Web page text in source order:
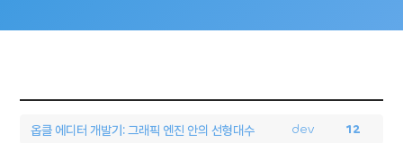
옵클 에디터 개발기: 그래픽 엔진 안의 선형대수 dev 12